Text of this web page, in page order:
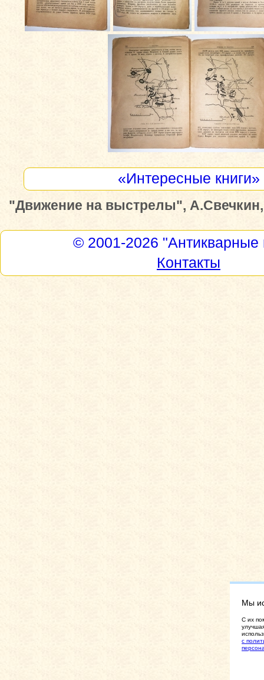
«Интересные книги»
"Движение на выстрелы", А.Свечкин,
© 2001-2026 "Антикварные
Контакты
Мы
C их
с